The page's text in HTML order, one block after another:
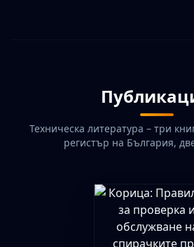
Техническа литература – три
регистър на България,